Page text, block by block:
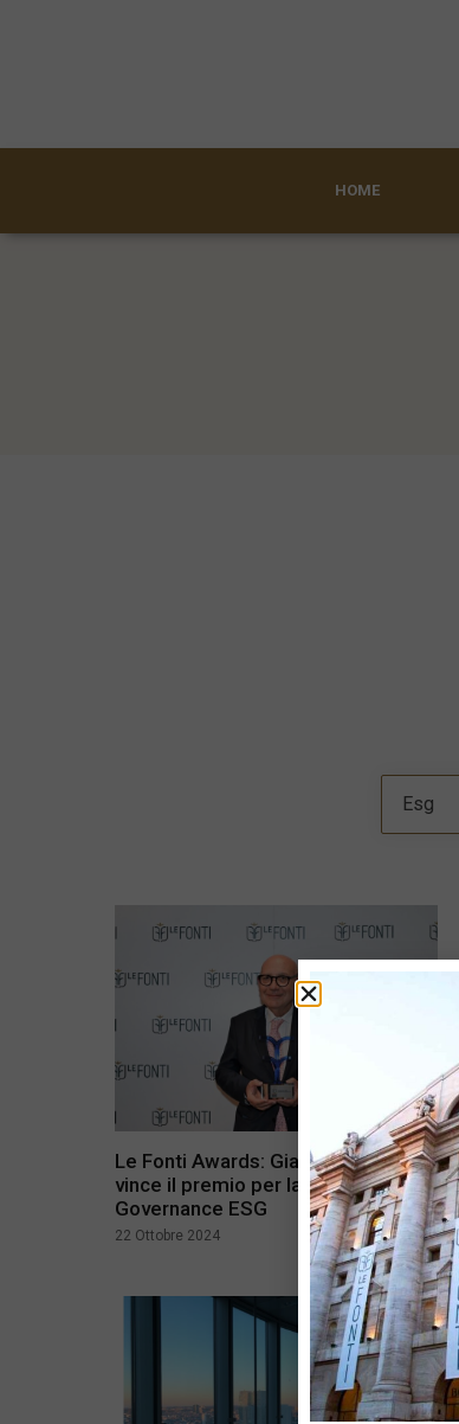
HOME
Le Fonti Awards: Gianluigi Serafini
vince il premio per la Corporate
Governance ESG
22 Ottobre 2024